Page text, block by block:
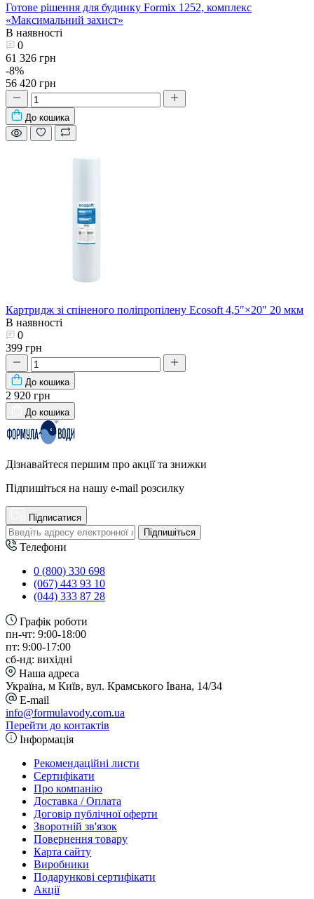
Готове рішення для будинку Formix 1252, комплекс
«Максимальний захист»
В наявності
0
61 326 грн
-8%
56 420 грн
До кошика
Картридж зі спіненого поліпропілену Ecosoft 4,5″×20″ 20 мкм
В наявності
0
399 грн
До кошика
2 920 грн
До кошика
Дізнавайтеся першим про акції та знижки
Підпишіться на нашу e-mail розсилку
Підписатися
Підпишіться
Телефони
0 (800) 330 698
(067) 443 93 10
(044) 333 87 28
Графік роботи
пн-чт: 9:00-18:00
пт: 9:00-17:00
сб-нд: вихідні
Наша адреса
Україна, м Київ, вул. Крамського Івана, 14/34
E-mail
info@formulavody.com.ua
Перейти до контактів
Інформація
Рекомендаційні листи
Сертифікати
Про компанію
Доставка / Оплата
Договір публічної оферти
Зворотній зв'язок
Повернення товару
Карта сайту
Виробники
Подарункові сертифікати
Акції